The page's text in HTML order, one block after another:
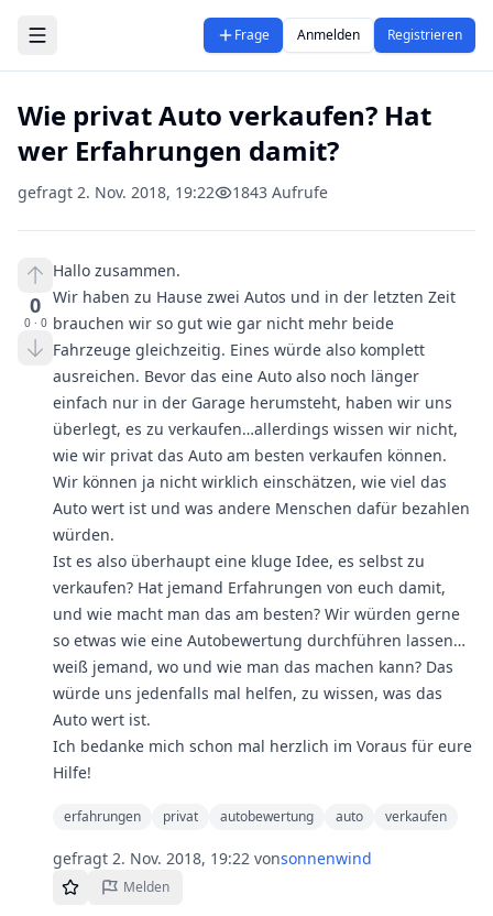
Zum Hauptinhalt springen
Frage Anmelden Registrieren
Wie privat Auto verkaufen? Hat
wer Erfahrungen damit?
gefragt 2. Nov. 2018, 19:22 1843 Aufrufe
0
0· 0
Hallo zusammen.
Wir haben zu Hause zwei Autos und in der letzten Zeit
brauchen wir so gut wie gar nicht mehr beide
Fahrzeuge gleichzeitig. Eines würde also komplett
ausreichen. Bevor das eine Auto also noch länger
einfach nur in der Garage herumsteht, haben wir uns
überlegt, es zu verkaufen…allerdings wissen wir nicht,
wie wir privat das Auto am besten verkaufen können.
Wir können ja nicht wirklich einschätzen, wie viel das
Auto wert ist und was andere Menschen dafür bezahlen
würden.
Ist es also überhaupt eine kluge Idee, es selbst zu
verkaufen? Hat jemand Erfahrungen von euch damit,
und wie macht man das am besten? Wir würden gerne
so etwas wie eine Autobewertung durchführen lassen…
weiß jemand, wo und wie man das machen kann? Das
würde uns jedenfalls mal helfen, zu wissen, was das
Auto wert ist.
Ich bedanke mich schon mal herzlich im Voraus für eure
Hilfe!
erfahrungen privat autobewertung auto verkaufen
gefragt 2. Nov. 2018, 19:22 vonsonnenwind
Melden